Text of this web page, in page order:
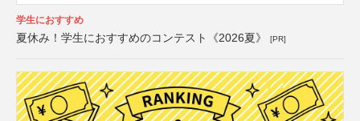
学生におすすめ
夏休み！学生におすすめのコンテスト《2026夏》 [PR]